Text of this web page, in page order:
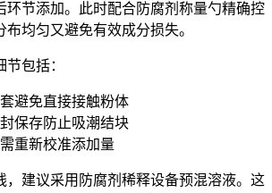
环节添加。此时配合防腐剂称量勺精确控
均匀又避免有效成分损失。
包括：
避免直接接触粉体
保存防止吸潮结块
重新校准添加量
，建议采用 防腐剂稀释设备预混溶液。这